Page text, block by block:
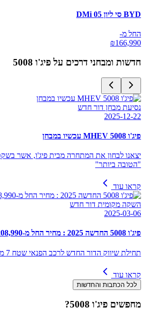
BYD סי ליון 05 DMi
החל מ-
₪166,990
חדשות ומבחני דרכים על פיג'ו 5008
נסיעת מבחן דור חדש
2025-12-22
פיג'ו 5008 MHEV עכשיו במבחן
יצאנו לבחון את המתחרה מבית פיג'ו, אשר
"הטובה ביותר"
קראו עוד
השקה מקומית דור חדש
2025-03-06
פיג'ו 5008 החדשה 2025 : מחיר החל מ-208,990 ש"ח
תחילת שיווק הדור החדש לרכב הפנאי שטח 7 מקומות של פיג'ו
קראו עוד
לכל הכתבות והחדשות
מחפשים פיג'ו 5008 ?